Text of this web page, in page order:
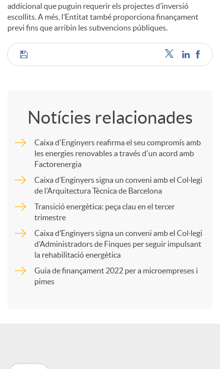
addicional que puguin requerir els projectes d’inversió
escollits. A més, l’Entitat també proporciona finançament
previ fins que arribin les subvencions públiques.
C
r
Notícies relacionades
Caixa d'Enginyers reafirma el seu compromís amb
les energies renovables a través d'un acord amb
Factorenergia
Caixa d’Enginyers signa un conveni amb el Col·legi
de l’Arquitectura Tècnica de Barcelona
Transició energètica: peça clau en el tercer
trimestre
Caixa d’Enginyers signa un conveni amb el Col·legi
d’Administradors de Finques per seguir impulsant
la rehabilitació energètica
Guia de finançament 2022 per a microempreses i
pimes